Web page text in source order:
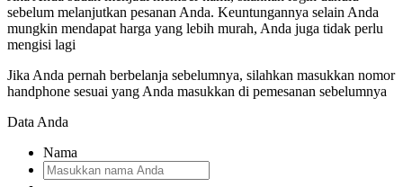
sebelum melanjutkan pesanan Anda. Keuntungannya selain Anda
mungkin mendapat harga yang lebih murah, Anda juga tidak perlu
mengisi lagi
Jika Anda pernah berbelanja sebelumnya, silahkan masukkan nomor
handphone sesuai yang Anda masukkan di pemesanan sebelumnya
Data Anda
Nama